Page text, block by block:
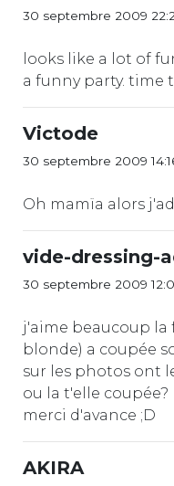
30 septembre 2009
looks like a lot of
a funny party. time
Victode
30 septembre 2009
Oh mamïa alors
vide-dressing-
30 septembre 2009
j'aime beaucoup
blonde) a coupée
sur les photos ont
ou la t'elle coupée?
merci d'avance ;D
AKIRA